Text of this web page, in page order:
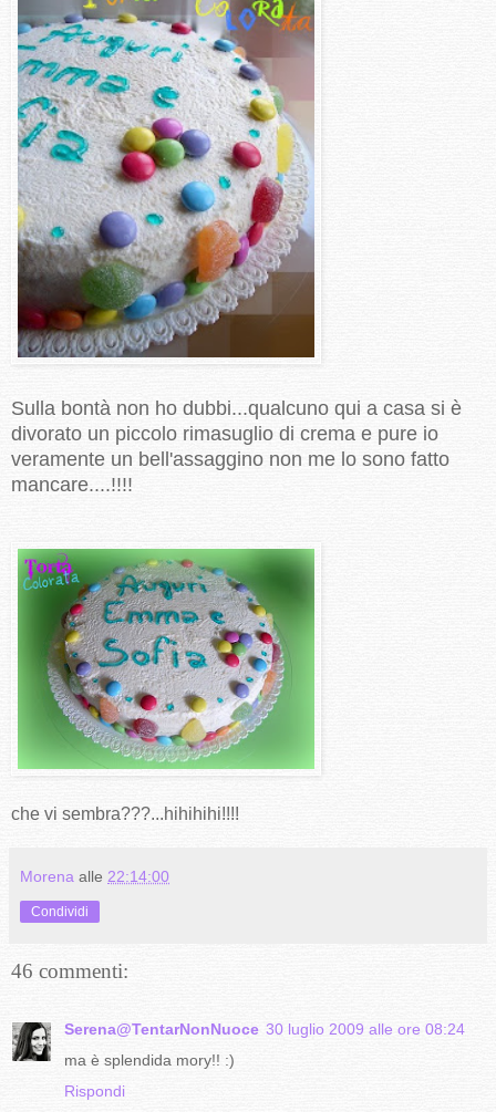
Sulla bontà non ho dubbi...qualcuno qui a casa si è
divorato un piccolo rimasuglio di crema e pure io
veramente un bell'assaggino non me lo sono fatto
mancare....!!!!
che vi sembra???...hihihihi!!!!
Morena alle 22:14:00
Condividi
46 commenti:
Serena@TentarNonNuoce 30 luglio 2009 alle ore 08:24
ma è splendida mory!! :)
Rispondi